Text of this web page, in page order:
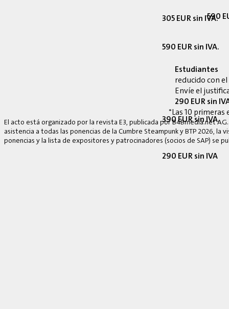
305 EUR sin IVA.
590 EUR sin IVA.
390 EUR sin IVA.
290 EUR sin IVA
590
Estudiantes
reducido con
Envíe el
290 EUR sin
*Las 10
El acto está organizado por la revista E3, publicada por B4Bmedia.net
asistencia a todas las ponencias de la Cumbre Steampunk y BTP 2026,
ponencias y la lista de expositores y patrocinadores (socios de SAP) se